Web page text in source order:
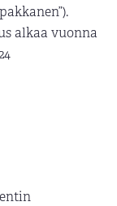
alkaa vuonna